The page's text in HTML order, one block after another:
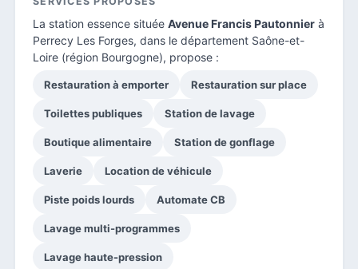
La station essence située Avenue Francis Pautonnier à
Perrecy Les Forges, dans le département Saône-et-
Loire (région Bourgogne), propose :
Restauration à emporter Restauration sur place
Toilettes publiques Station de lavage
Boutique alimentaire Station de gonflage
Laverie Location de véhicule
Piste poids lourds Automate CB
Lavage multi-programmes
Lavage haute-pression